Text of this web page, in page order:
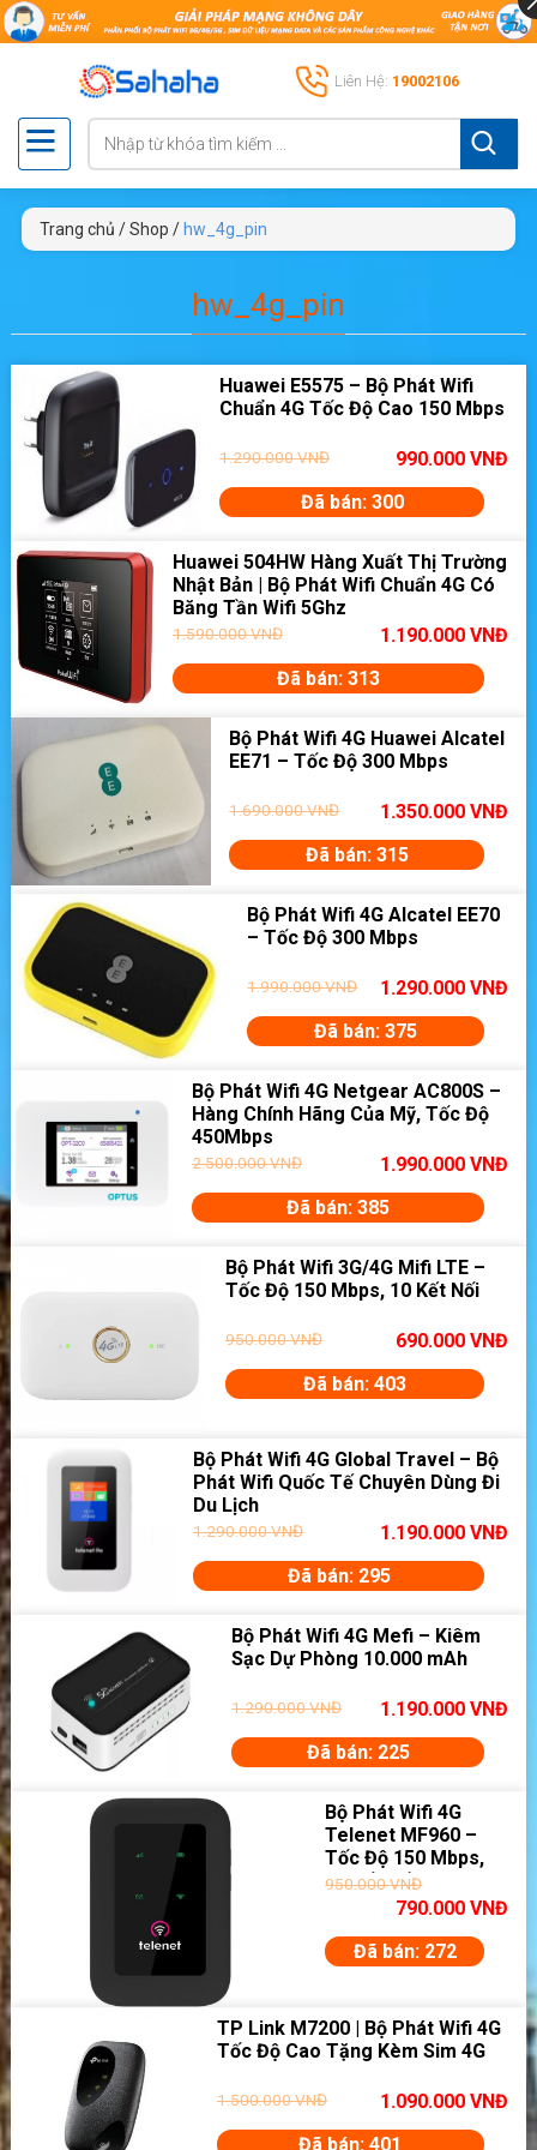
Liên Hệ: 19002106
Trang chủ /Shop / hw_4g_pin
hw_4g_pin
Huawei E5575 – Bộ Phát Wifi
Chuẩn 4G Tốc Độ Cao 150 Mbps
1.290.000VNĐ 990.000 VNĐ
Đã bán: 300
Huawei 504HW Hàng Xuất Thị Trường
Nhật Bản | Bộ Phát Wifi Chuẩn 4G Có
Băng Tần Wifi 5Ghz
1.590.000VNĐ 1.190.000 VNĐ
Đã bán: 313
Bộ Phát Wifi 4G Huawei Alcatel
EE71 – Tốc Độ 300 Mbps
1.690.000VNĐ 1.350.000 VNĐ
Đã bán: 315
Bộ Phát Wifi 4G Alcatel EE70
– Tốc Độ 300 Mbps
1.990.000VNĐ 1.290.000 VNĐ
Đã bán: 375
Bộ Phát Wifi 4G Netgear AC800S –
Hàng Chính Hãng Của Mỹ, Tốc Độ
450Mbps
2.500.000VNĐ 1.990.000 VNĐ
Đã bán: 385
Bộ Phát Wifi 3G/4G Mifi LTE –
Tốc Độ 150 Mbps, 10 Kết Nối
950.000VNĐ 690.000 VNĐ
Đã bán: 403
Bộ Phát Wifi 4G Global Travel – Bộ
Phát Wifi Quốc Tế Chuyên Dùng Đi
Du Lịch
1.290.000VNĐ 1.190.000 VNĐ
Đã bán: 295
Bộ Phát Wifi 4G Mefi – Kiêm
Sạc Dự Phòng 10.000 mAh
1.290.000VNĐ 1.190.000 VNĐ
Đã bán: 225
Bộ Phát Wifi 4G
Telenet MF960 –
Tốc Độ 150 Mbps,
10 Kết Nối
950.000VNĐ
790.000 VNĐ
Đã bán: 272
TP Link M7200 | Bộ Phát Wifi 4G
Tốc Độ Cao Tặng Kèm Sim 4G
1.500.000VNĐ 1.090.000 VNĐ
Đã bán: 401